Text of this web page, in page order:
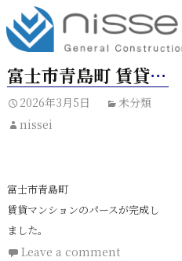
富士市青島町 賃貸マンション
2026年3月5日
未分類
nissei
富士市青島町
賃貸マンションのパースが完成し
ました。
Leave a comment